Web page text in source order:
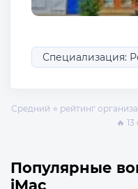
Специализация:
Средний ⭐ рейтинг
🔥
Популярные
iMac